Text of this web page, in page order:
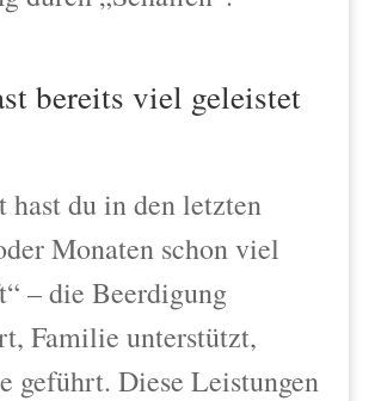
bereits viel geleistet
du in den letzten
Monaten schon viel
– die Beerdigung
Familie unterstützt,
geführt. Diese Leistungen